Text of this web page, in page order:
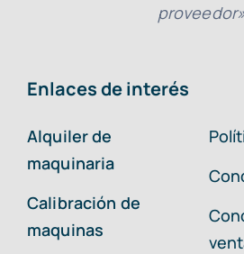
proveedor»
Enlaces de interés
Alquiler de
maquinaria
Calibración de
maquinas